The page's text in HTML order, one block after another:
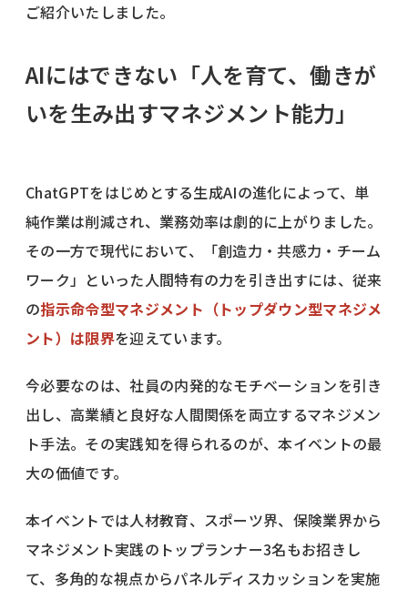
ご紹介いたしました。
AIにはできない「人を育て、働きが
いを生み出すマネジメント能力」
ChatGPTをはじめとする生成AIの進化によって、単
純作業は削減され、業務効率は劇的に上がりました。
その一方で現代において、「創造力・共感力・チーム
ワーク」といった人間特有の力を引き出すには、従来
の指示命令型マネジメント（トップダウン型マネジメ
ント）は限界を迎えています。
今必要なのは、社員の内発的なモチベーションを引き
出し、高業績と良好な人間関係を両立するマネジメン
ト手法。その実践知を得られるのが、本イベントの最
大の価値です。
本イベントでは人材教育、スポーツ界、保険業界から
マネジメント実践のトップランナー3名もお招きし
て、多角的な視点からパネルディスカッションを実施